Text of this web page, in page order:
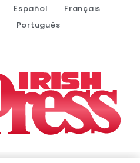
Español
Français
Português